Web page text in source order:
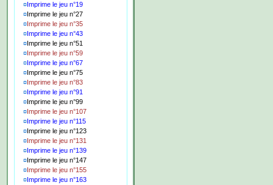
¤Imprime le jeu n°19
¤Imprime le jeu n°27
¤Imprime le jeu n°35
¤Imprime le jeu n°43
¤Imprime le jeu n°51
¤Imprime le jeu n°59
¤Imprime le jeu n°67
¤Imprime le jeu n°75
¤Imprime le jeu n°83
¤Imprime le jeu n°91
¤Imprime le jeu n°99
¤Imprime le jeu n°107
¤Imprime le jeu n°115
¤Imprime le jeu n°123
¤Imprime le jeu n°131
¤Imprime le jeu n°139
¤Imprime le jeu n°147
¤Imprime le jeu n°155
¤Imprime le jeu n°163